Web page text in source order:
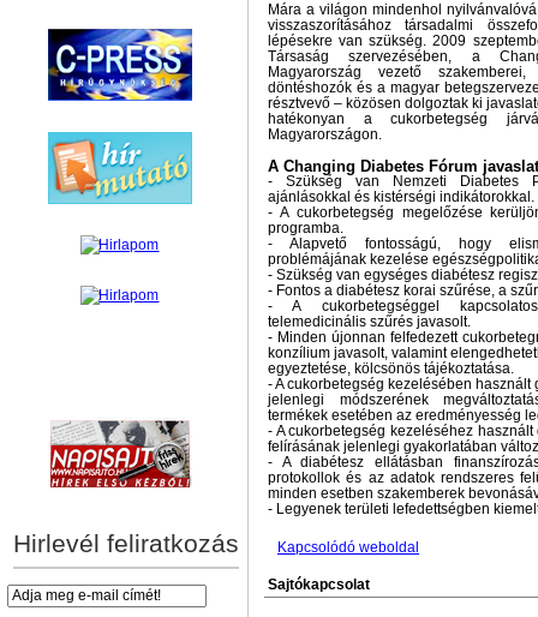
Hirlevél feliratkozás
Mára a világon mindenhol
visszaszorításához társadalmi
lépésekre van szükség. 2009
Társaság szervezésében, a
Magyarország vezető
döntéshozók és a magyar
résztvevő – közösen dolgoztak ki
hatékonyan a cukorbetegség
Magyarországon.
A Changing Diabetes Fórum
- Szükség van Nemzeti Diabetes
ajánlásokkal és kistérségi indikátorokkal.
- A cukorbetegség megelőzése
programba.
- Alapvető fontosságú, hogy
problémájának kezelése
- Szükség van egységes diabétesz
- Fontos a diabétesz korai szűrése, a
- A cukorbetegséggel
telemedicinális szűrés javasolt.
- Minden újonnan felfedezett
konzílium javasolt, valamint
egyeztetése, kölcsönös tájékoztatása.
- A cukorbetegség kezelésében
jelenlegi módszerének
termékek esetében az eredményesség
- A cukorbetegség kezeléséhez
felírásának jelenlegi gyakorlatában
- A diabétesz ellátásban
protokollok és az adatok rendszeres
minden esetben szakemberek
- Legyenek területi lefedettségben
Kapcsolódó weboldal
Sajtókapcsolat